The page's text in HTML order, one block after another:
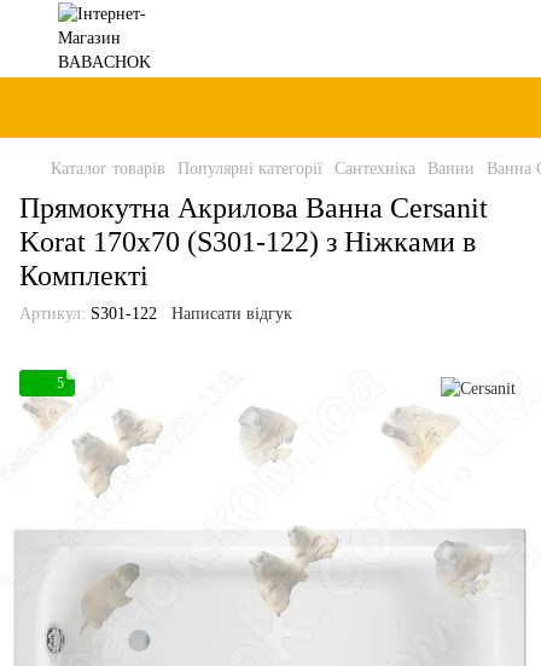
Каталог товарів Популярні категорії Сантехніка Ванни Ванна
Прямокутна Акрилова Ванна Cersanit
Korat 170x70 (S301-122) з Ніжками в
Комплекті
Артикул: S301-122 Написати відгук
5